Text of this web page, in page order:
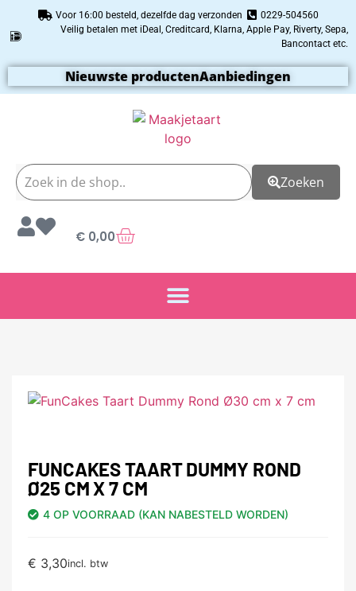
Voor 16:00 besteld, dezelfde dag verzonden
0229-504560
Veilig betalen met iDeal, Creditcard, Klarna, Apple Pay, Riverty, Sepa,
Bancontact etc.
Nieuwste productenAanbiedingen
Zoeken
€ 0,00
FUNCAKES TAART DUMMY ROND
Ø25 CM X 7 CM
4 OP VOORRAAD (KAN NABESTELD WORDEN)
€ 3,30incl. btw